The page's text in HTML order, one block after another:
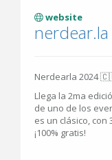
website
nerdear.la
Nerdearla 2024
Llega la 2ma
de uno de los
es un clásico,
¡100% gratis!